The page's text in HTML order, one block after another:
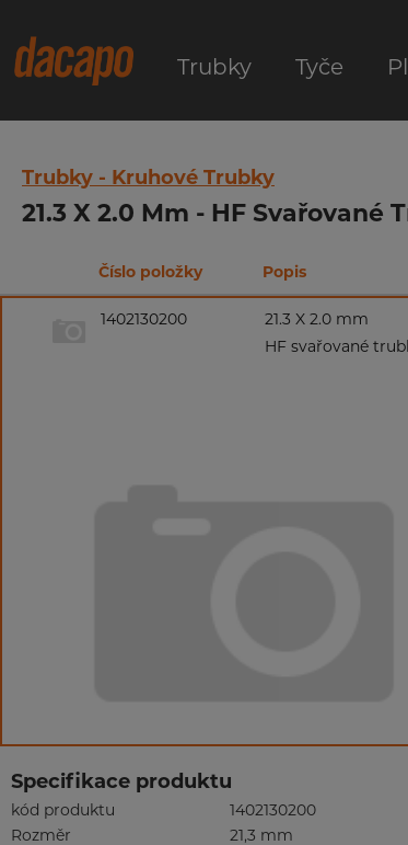
Trubky Tyče
Trubky - Kruhové Trubky
21.3 X 2.0 Mm - HF Svařované
Číslo položky Popis
1402130200
21.3 X 2.0 mm
HF svařované
Specifikace produktu
kód produktu
1402130200
Rozměr
21,3 mm